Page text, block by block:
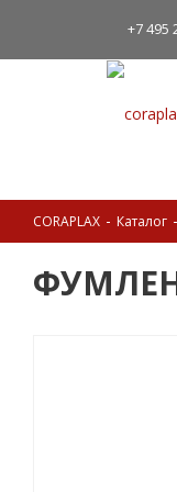
+7 495
CORAPLAX - Каталог -